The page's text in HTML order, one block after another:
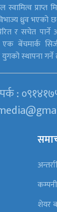
प्राप्त
ध्रुव
र सचेत
स्थापना
:
शेयर